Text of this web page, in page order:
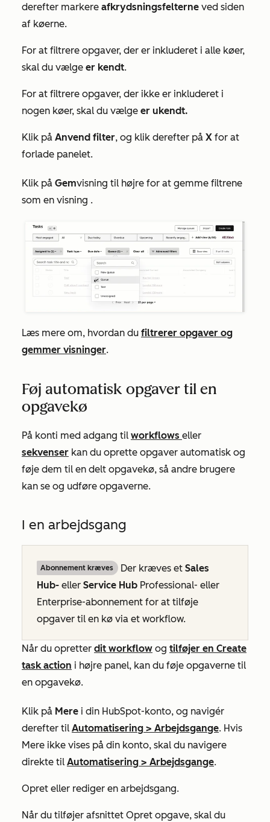
derefter markere afkrydsningsfelterne ved siden
af køerne.
For at filtrere opgaver, der er inkluderet i alle køer,
skal du vælge er kendt.
For at filtrere opgaver, der ikke er inkluderet i
nogen køer, skal du vælge er ukendt.
Klik på Anvend filter, og klik derefter på X for at
forlade panelet.
Klik på Gemvisning til højre for at gemme filtrene
som en visning .
Læs mere om, hvordan du filtrerer opgaver og
gemmer visninger.
Føj automatisk opgaver til en
opgavekø
På konti med adgang til workflows eller
sekvenser kan du oprette opgaver automatisk og
føje dem til en delt opgavekø, så andre brugere
kan se og udføre opgaverne.
I en arbejdsgang
Abonnement kræves Der kræves et Sales
Hub- eller Service Hub Professional- eller
Enterprise-abonnement for at tilføje
opgaver til en kø via et workflow.
Når du opretter dit workflow og tilføjer en Create
taskaction i højre panel, kan du føje opgaverne til
en opgavekø.
Klik på Mere i din HubSpot-konto, og navigér
derefter til Automatisering > Arbejdsgange. Hvis
Mere ikke vises på din konto, skal du navigere
direkte til Automatisering > Arbejdsgange.
Opret eller rediger en arbejdsgang.
Når du tilføjer afsnittet Opret opgave, skal du